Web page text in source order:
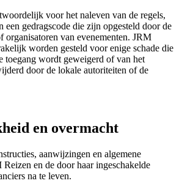
voor het naleven van de regels,
een gedragscode die zijn opgesteld door de
organisatoren van evenementen. JRM
worden gesteld voor enige schade die
toegang wordt geweigerd of van het
door de lokale autoriteiten of de
en overmacht
aanwijzingen en algemene
en de door haar ingeschakelde
na te leven.